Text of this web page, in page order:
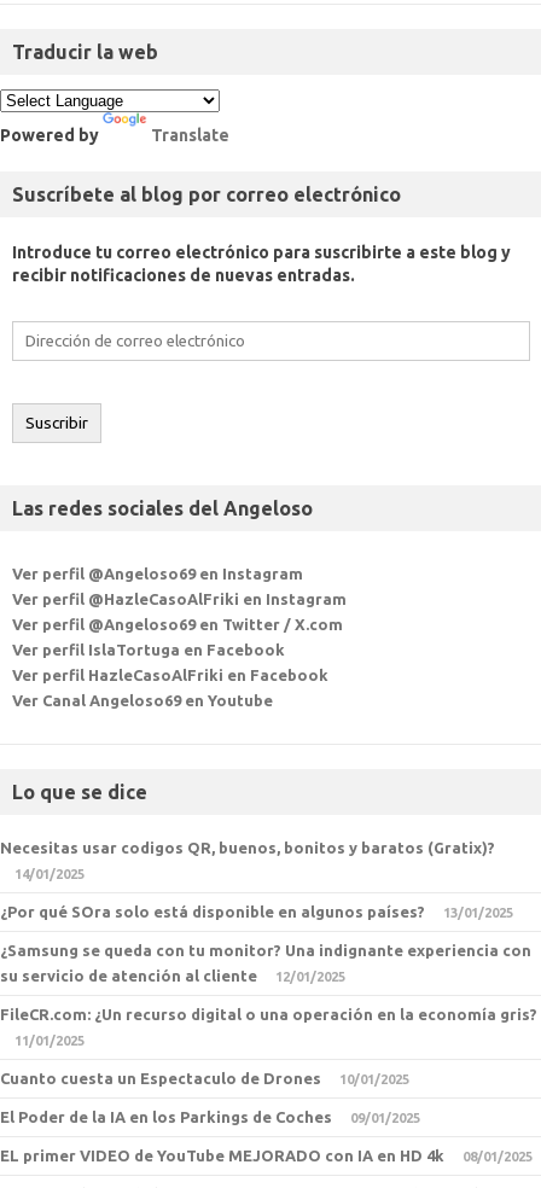
Traducir la web
Powered by Translate
Suscríbete al blog por correo electrónico
Introduce tu correo electrónico para suscribirte a este blog y
recibir notificaciones de nuevas entradas.
Dirección
electrónico
Suscribir
Las redes sociales del Angeloso
Ver perfil @Angeloso69 en Instagram
Ver perfil @HazleCasoAlFriki en Instagram
Ver perfil @Angeloso69 en Twitter / X.com
Ver perfil IslaTortuga en Facebook
Ver perfil HazleCasoAlFriki en Facebook
Ver Canal Angeloso69 en Youtube
Lo que se dice
Necesitas usar codigos QR, buenos, bonitos y baratos (Gratix)?
14/01/2025
¿Por qué SOra solo está disponible en algunos países? 13/01/2025
¿Samsung se queda con tu monitor? Una indignante experiencia con
su servicio de atención al cliente
12/01/2025
FileCR.com: ¿Un recurso digital o una operación en la economía gris?
11/01/2025
Cuanto cuesta un Espectaculo de Drones 10/01/2025
El Poder de la IA en los Parkings de Coches 09/01/2025
EL primer VIDEO de YouTube MEJORADO con IA en HD 4k 08/01/2025